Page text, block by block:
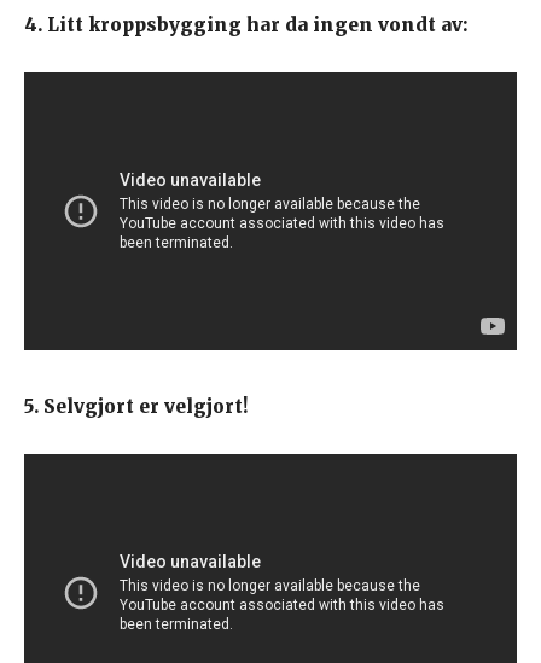
4. Litt kroppsbygging har da ingen vondt av:
5. Selvgjort er velgjort!